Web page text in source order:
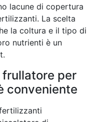
lacune di copertura
La scelta
la coltura e il tipo di
nutrienti è un
frullatore per
conveniente